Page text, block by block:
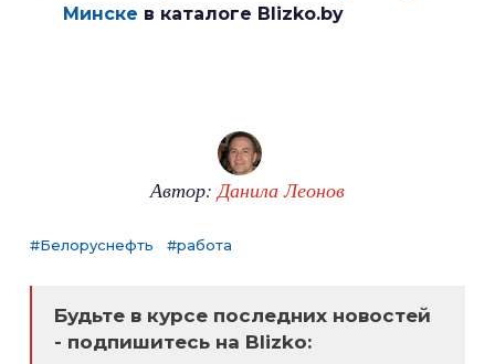
Минске в каталоге Blizko.by
Автор:Данила Леонов
#Белоруснефть #работа
Будьте в курсе последних новостей
- подпишитесь на Blizko: